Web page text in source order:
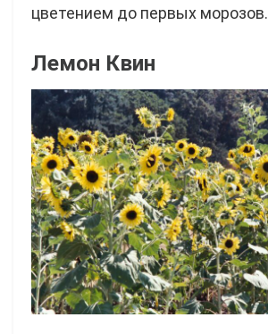
цветением до первых морозов.
Лемон Квин